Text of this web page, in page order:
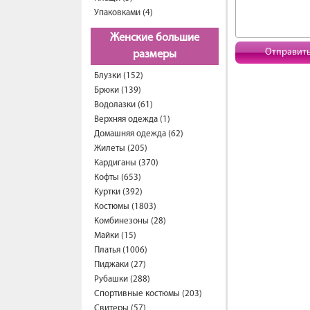
Упаковками (4)
Женские большие
размеры
Блузки (152)
Брюки (139)
Водолазки (61)
Верхняя одежда (1)
Домашняя одежда (62)
Жилеты (205)
Кардиганы (370)
Кофты (653)
Куртки (392)
Костюмы (1803)
Комбинезоны (28)
Майки (15)
Платья (1006)
Пиджаки (27)
Рубашки (288)
Спортивные костюмы (203)